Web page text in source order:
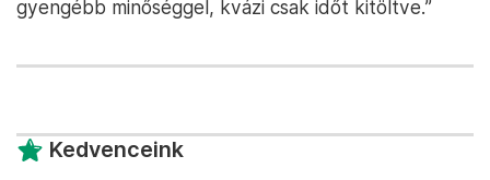
gyengébb minőséggel, kvázi csak időt kitöltve.”
Kedvenceink